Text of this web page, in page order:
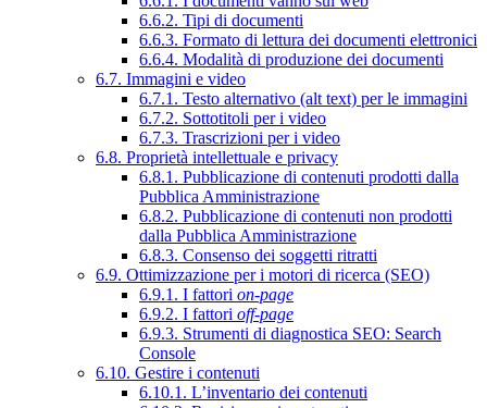
6.6.2. Tipi di documenti
6.6.3. Formato di lettura dei documenti elettronici
6.6.4. Modalità di produzione dei documenti
6.7. Immagini e video
6.7.1. Testo alternativo (alt text) per le immagini
6.7.2. Sottotitoli per i video
6.7.3. Trascrizioni per i video
6.8. Proprietà intellettuale e privacy
6.8.1. Pubblicazione di contenuti prodotti dalla
Pubblica Amministrazione
6.8.2. Pubblicazione di contenuti non prodotti
dalla Pubblica Amministrazione
6.8.3. Consenso dei soggetti ritratti
6.9. Ottimizzazione per i motori di ricerca (SEO)
6.9.1. I fattori on-page
6.9.2. I fattori off-page
6.9.3. Strumenti di diagnostica SEO: Search
Console
6.10. Gestire i contenuti
6.10.1. L’inventario dei contenuti